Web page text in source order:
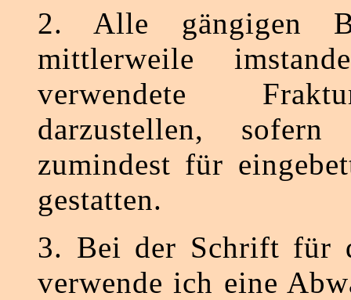
2. Alle gängigen
mittlerweile
verwendete
darzustellen,
zumindest für
gestatten.
3. Bei der Schrift für
verwende ich eine